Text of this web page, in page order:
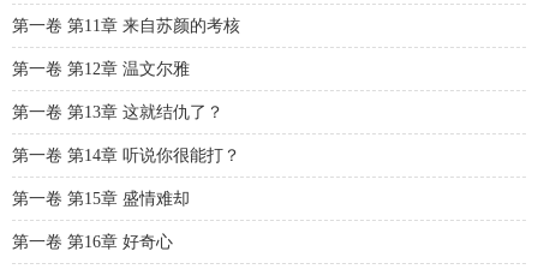
第一卷 第11章 来自苏颜的考核
第一卷 第12章 温文尔雅
第一卷 第13章 这就结仇了？
第一卷 第14章 听说你很能打？
第一卷 第15章 盛情难却
第一卷 第16章 好奇心